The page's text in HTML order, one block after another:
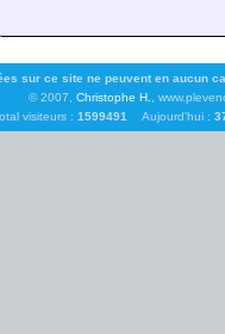
sur ce site ne peuvent en aucun
© 2007,Christophe H.,
visiteurs : 1599491 Aujourd'hui :